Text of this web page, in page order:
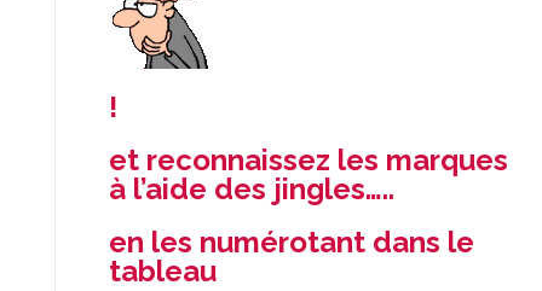
!
et reconnaissez les marques
à l’aide des jingles…..
en les numérotant dans le
tableau